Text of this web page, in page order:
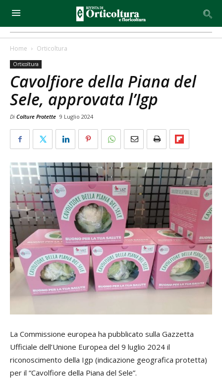
Home Orticoltura
Orticoltura
Cavolfiore della Piana del
Sele, approvata l’Igp
Di Colture Protette 9 Luglio 2024
La Commissione europea ha pubblicato sulla Gazzetta
Ufficiale dell’Unione Europea del 9 luglio 2024 il
riconoscimento della Igp (indicazione geografica protetta)
per il “Cavolfiore della Piana del Sele”.